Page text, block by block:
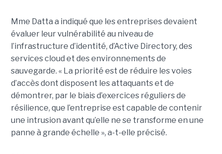
Mme Datta a indiqué que les entreprises devaient
évaluer leur vulnérabilité au niveau de
l’infrastructure d’identité, d’Active Directory, des
services cloud et des environnements de
sauvegarde. « La priorité est de réduire les voies
d’accès dont disposent les attaquants et de
démontrer, par le biais d’exercices réguliers de
résilience, que l’entreprise est capable de contenir
une intrusion avant qu’elle ne se transforme en une
panne à grande échelle », a-t-elle précisé.